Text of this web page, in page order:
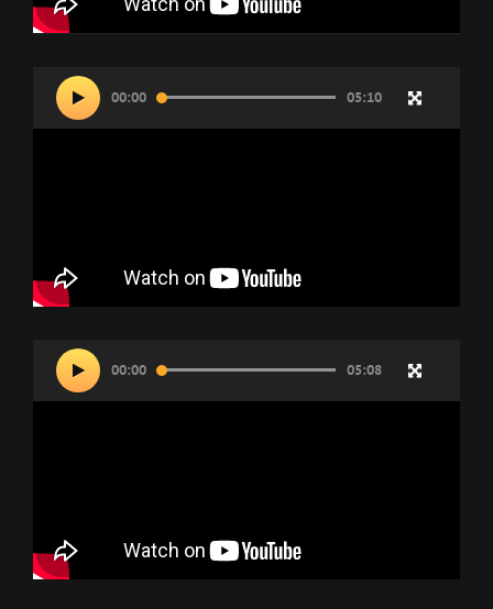
Lecteur
vidéo
00:00 05:10
Lecteur
vidéo
00:00 05:08